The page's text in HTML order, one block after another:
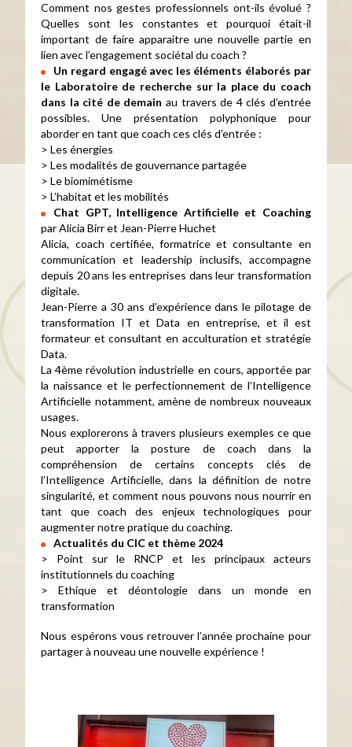
Comment nos gestes professionnels ont-ils évolué ?
Quelles sont les constantes et pourquoi était-il
important de faire apparaitre une nouvelle partie en
lien avec l’engagement sociétal du coach ?
Un regard engagé avec les éléments élaborés par
le Laboratoire de recherche sur la place du coach
dans la cité de demain au travers de 4 clés d’entrée
possibles. Une présentation polyphonique pour
aborder en tant que coach ces clés d’entrée :
> Les énergies
> Les modalités de gouvernance partagée
> Le biomimétisme
> L’habitat et les mobilités
Chat GPT, Intelligence Artificielle et Coaching
par Alicia Birr et Jean-Pierre Huchet
Alicia, coach certifiée, formatrice et consultante en
communication et leadership inclusifs, accompagne
depuis 20 ans les entreprises dans leur transformation
digitale.
Jean-Pierre a 30 ans d’expérience dans le pilotage de
transformation IT et Data en entreprise, et il est
formateur et consultant en acculturation et stratégie
Data.
La 4ème révolution industrielle en cours, apportée par
la naissance et le perfectionnement de l’Intelligence
Artificielle notamment, amène de nombreux nouveaux
usages.
Nous explorerons à travers plusieurs exemples ce que
peut apporter la posture de coach dans la
compréhension de certains concepts clés de
l’Intelligence Artificielle, dans la définition de notre
singularité, et comment nous pouvons nous nourrir en
tant que coach des enjeux technologiques pour
augmenter notre pratique du coaching.
Actualités du CIC et thème 2024
> Point sur le RNCP et les principaux acteurs
institutionnels du coaching
> Ethique et déontologie dans un monde en
transformation
Nous espérons vous retrouver l’année prochaine pour
partager à nouveau une nouvelle expérience !